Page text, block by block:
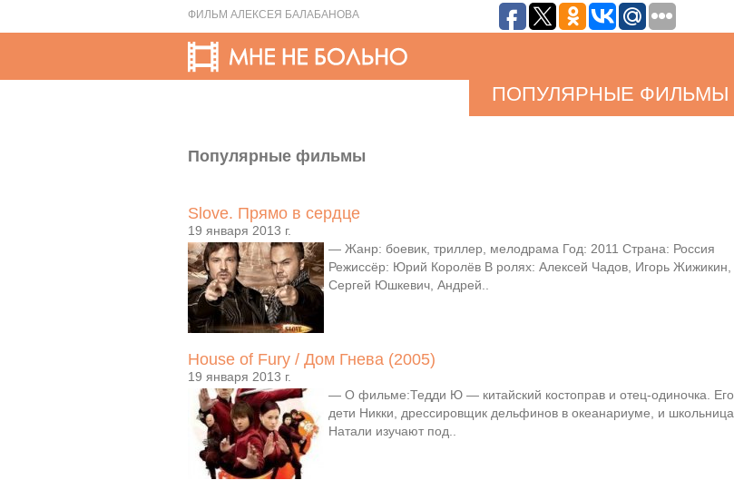
ФИЛЬМ АЛЕКСЕЯ БАЛАБАНОВА
ПОПУЛЯРНЫЕ ФИЛЬМЫ
Популярные фильмы
Slove. Прямо в сердце
19 января 2013 г.
— Жанр: боевик, триллер, мелодрама Год: 2011 Страна: Россия
Режиссёр: Юрий Королёв В ролях: Алексей Чадов, Игорь Жижикин,
Сергей Юшкевич, Андрей..
House of Fury / Дом Гнева (2005)
19 января 2013 г.
— О фильме:Тедди Ю — китайский костоправ и отец-одиночка. Его
дети Никки, дрессировщик дельфинов в океанариуме, и школьница
Натали изучают под..